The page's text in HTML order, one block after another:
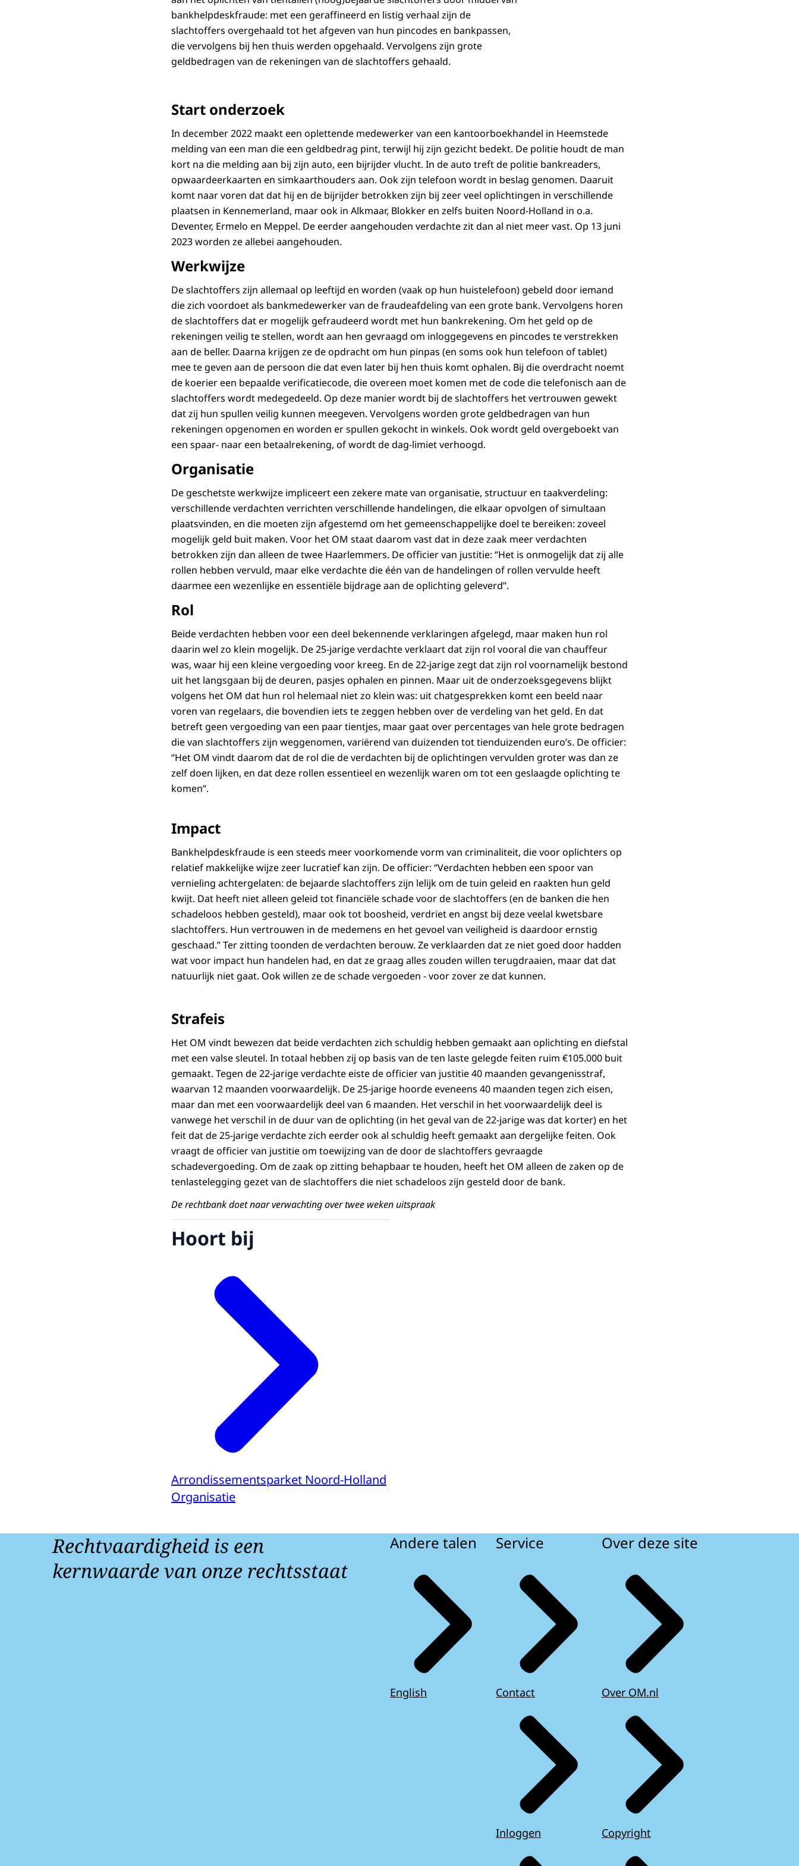
bankhelpdeskfraude: met een geraffineerd en listig verhaal zijn de
slachtoffers overgehaald tot het afgeven van hun pincodes en bankpassen,
die vervolgens bij hen thuis werden opgehaald. Vervolgens zijn grote
geldbedragen van de rekeningen van de slachtoffers gehaald.
Start onderzoek
In december 2022 maakt een oplettende medewerker van een kantoorboekhandel in Heemstede
melding van een man die een geldbedrag pint, terwijl hij zijn gezicht bedekt. De politie houdt de man
kort na die melding aan bij zijn auto, een bijrijder vlucht. In de auto treft de politie bankreaders,
opwaardeerkaarten en simkaarthouders aan. Ook zijn telefoon wordt in beslag genomen. Daaruit
komt naar voren dat dat hij en de bijrijder betrokken zijn bij zeer veel oplichtingen in verschillende
plaatsen in Kennemerland, maar ook in Alkmaar, Blokker en zelfs buiten Noord-Holland in o.a.
Deventer, Ermelo en Meppel. De eerder aangehouden verdachte zit dan al niet meer vast. Op 13 juni
2023 worden ze allebei aangehouden.
Werkwijze
De slachtoffers zijn allemaal op leeftijd en worden (vaak op hun huistelefoon) gebeld door iemand
die zich voordoet als bankmedewerker van de fraudeafdeling van een grote bank. Vervolgens horen
de slachtoffers dat er mogelijk gefraudeerd wordt met hun bankrekening. Om het geld op de
rekeningen veilig te stellen, wordt aan hen gevraagd om inloggegevens en pincodes te verstrekken
aan de beller. Daarna krijgen ze de opdracht om hun pinpas (en soms ook hun telefoon of tablet)
mee te geven aan de persoon die dat even later bij hen thuis komt ophalen. Bij die overdracht noemt
de koerier een bepaalde verificatiecode, die overeen moet komen met de code die telefonisch aan de
slachtoffers wordt medegedeeld. Op deze manier wordt bij de slachtoffers het vertrouwen gewekt
dat zij hun spullen veilig kunnen meegeven. Vervolgens worden grote geldbedragen van hun
rekeningen opgenomen en worden er spullen gekocht in winkels. Ook wordt geld overgeboekt van
een spaar- naar een betaalrekening, of wordt de dag-limiet verhoogd.
Organisatie
De geschetste werkwijze impliceert een zekere mate van organisatie, structuur en taakverdeling:
verschillende verdachten verrichten verschillende handelingen, die elkaar opvolgen of simultaan
plaatsvinden, en die moeten zijn afgestemd om het gemeenschappelijke doel te bereiken: zoveel
mogelijk geld buit maken. Voor het OM staat daarom vast dat in deze zaak meer verdachten
betrokken zijn dan alleen de twee Haarlemmers. De officier van justitie: ‘’Het is onmogelijk dat zij alle
rollen hebben vervuld, maar elke verdachte die één van de handelingen of rollen vervulde heeft
daarmee een wezenlijke en essentiële bijdrage aan de oplichting geleverd’’.
Rol
Beide verdachten hebben voor een deel bekennende verklaringen afgelegd, maar maken hun rol
daarin wel zo klein mogelijk. De 25-jarige verdachte verklaart dat zijn rol vooral die van chauffeur
was, waar hij een kleine vergoeding voor kreeg. En de 22-jarige zegt dat zijn rol voornamelijk bestond
uit het langsgaan bij de deuren, pasjes ophalen en pinnen. Maar uit de onderzoeksgegevens blijkt
volgens het OM dat hun rol helemaal niet zo klein was: uit chatgesprekken komt een beeld naar
voren van regelaars, die bovendien iets te zeggen hebben over de verdeling van het geld. En dat
betreft geen vergoeding van een paar tientjes, maar gaat over percentages van hele grote bedragen
die van slachtoffers zijn weggenomen, variërend van duizenden tot tienduizenden euro’s. De officier:
‘’Het OM vindt daarom dat de rol die de verdachten bij de oplichtingen vervulden groter was dan ze
zelf doen lijken, en dat deze rollen essentieel en wezenlijk waren om tot een geslaagde oplichting te
komen’’.
Impact
Bankhelpdeskfraude is een steeds meer voorkomende vorm van criminaliteit, die voor oplichters op
relatief makkelijke wijze zeer lucratief kan zijn. De officier: ‘’Verdachten hebben een spoor van
vernieling achtergelaten: de bejaarde slachtoffers zijn lelijk om de tuin geleid en raakten hun geld
kwijt. Dat heeft niet alleen geleid tot financiële schade voor de slachtoffers (en de banken die hen
schadeloos hebben gesteld), maar ook tot boosheid, verdriet en angst bij deze veelal kwetsbare
slachtoffers. Hun vertrouwen in de medemens en het gevoel van veiligheid is daardoor ernstig
geschaad.’’ Ter zitting toonden de verdachten berouw. Ze verklaarden dat ze niet goed door hadden
wat voor impact hun handelen had, en dat ze graag alles zouden willen terugdraaien, maar dat dat
natuurlijk niet gaat. Ook willen ze de schade vergoeden - voor zover ze dat kunnen.
Strafeis
Het OM vindt bewezen dat beide verdachten zich schuldig hebben gemaakt aan oplichting en diefstal
met een valse sleutel. In totaal hebben zij op basis van de ten laste gelegde feiten ruim €105.000 buit
gemaakt. Tegen de 22-jarige verdachte eiste de officier van justitie 40 maanden gevangenisstraf,
waarvan 12 maanden voorwaardelijk. De 25-jarige hoorde eveneens 40 maanden tegen zich eisen,
maar dan met een voorwaardelijk deel van 6 maanden. Het verschil in het voorwaardelijk deel is
vanwege het verschil in de duur van de oplichting (in het geval van de 22-jarige was dat korter) en het
feit dat de 25-jarige verdachte zich eerder ook al schuldig heeft gemaakt aan dergelijke feiten. Ook
vraagt de officier van justitie om toewijzing van de door de slachtoffers gevraagde
schadevergoeding. Om de zaak op zitting behapbaar te houden, heeft het OM alleen de zaken op de
tenlastelegging gezet van de slachtoffers die niet schadeloos zijn gesteld door de bank.
De rechtbank doet naar verwachting over twee weken uitspraak
Hoort bij
Arrondissementsparket Noord-Holland
Organisatie
Rechtvaardigheid is een
kernwaarde van onze rechtsstaat
Andere talen
English
Service
Contact
Inloggen
Over deze site
Over OM.nl
Copyright